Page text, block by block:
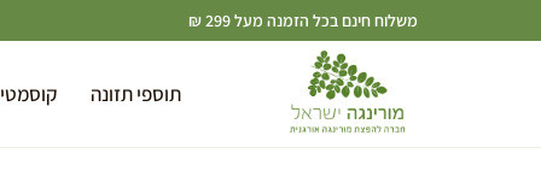
משלוח חינם בכל הזמנה מעל 299 ₪
תוספי תזונה